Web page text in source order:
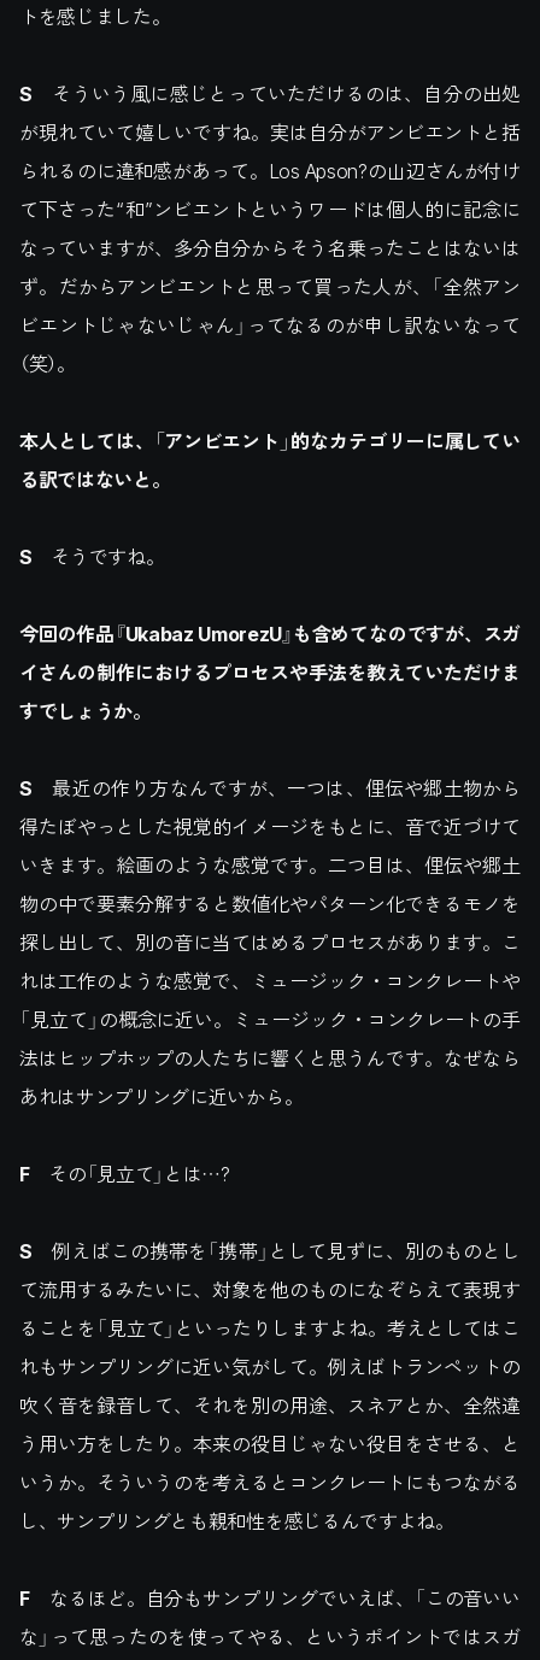
トを感じました。
S そういう風に感じとっていただけるのは、自分の出処
が現れていて嬉しいですね。実は自分がアンビエントと括
られるのに違和感があって。Los Apson?の山辺さんが付け
て下さった“和”ンビエントというワードは個人的に記念に
なっていますが、多分自分からそう名乗ったことはないは
ず。だからアンビエントと思って買った人が、「全然アン
ビエントじゃないじゃん」ってなるのが申し訳ないなって
（笑）。
本人としては、「アンビエント」的なカテゴリーに属してい
る訳ではないと。
S そうですね。
今回の作品『Ukabaz UmorezU』も含めてなのですが、スガ
イさんの制作におけるプロセスや手法を教えていただけま
すでしょうか。
S 最近の作り方なんですが、一つは、俚伝や郷土物から
得たぼやっとした視覚的イメージをもとに、音で近づけて
いきます。絵画のような感覚です。二つ目は、俚伝や郷土
物の中で要素分解すると数値化やパターン化できるモノを
探し出して、別の音に当てはめるプロセスがあります。こ
れは工作のような感覚で、ミュージック・コンクレートや
「見立て」の概念に近い。ミュージック・コンクレートの手
法はヒップホップの人たちに響くと思うんです。なぜなら
あれはサンプリングに近いから。
Fその「見立て」とは…?
S 例えばこの携帯を「携帯」として見ずに、別のものとし
て流用するみたいに、対象を他のものになぞらえて表現す
ることを「見立て」といったりしますよね。考えとしてはこ
れもサンプリングに近い気がして。例えばトランペットの
吹く音を録音して、それを別の用途、スネアとか、全然違
う用い方をしたり。本来の役目じゃない役目をさせる、と
いうか。そういうのを考えるとコンクレートにもつながる
し、サンプリングとも親和性を感じるんですよね。
Fなるほど。自分もサンプリングでいえば、「この音いい
な」って思ったのを使ってやる、というポイントではスガ